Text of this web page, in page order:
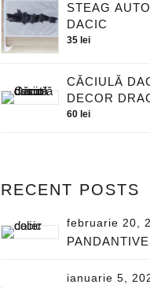
STEAG
DACIC
35 lei
CĂCIULĂ
DECOR
60 lei
RECENT POSTS
februarie 20,
ianuarie 5,